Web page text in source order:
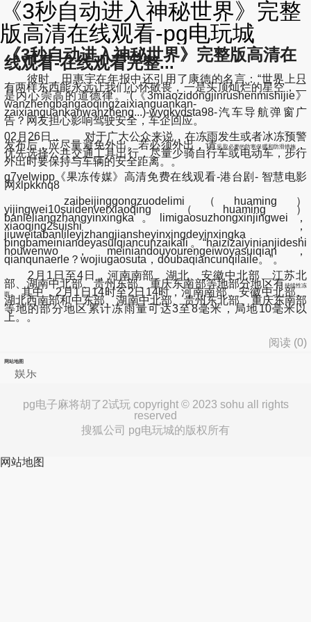
《3秒自动进入神秘世界》完整
版高清在线观看-pg电玩城
《3秒自动进入神秘世界》完整版高清在
线观看-在线观看完整...
彼时，田惠宇在年报中还引用了康德的名言：“世界上只
有两样东西能永远让我们心怀敬畏，一是头顶灿烂的星空，二
是内心崇高的道德律。”(《3miaozidongjinrushenmishijie》
wanzhengbangaoqingzaixianguankan-
zaixianguankanwanzheng...)-wyqkydsta98-汽车导航弹窗广
告？网友担心影响驾驶安全，车企回应。
02月26日， 对于广大公众来说，在冻雨发生或者冰冻预警
发布后，应尽量避免外出。若必须外出，请采取必要的防寒保暖和防滑措施 ，
优先选择公共交通工具出行，尽量少骑自行车或电动车，步行
外出时要保持与车辆的安全距离。。
g7yelwipp《果冻传媒》高清免费在线观看-港台剧- 智慧电影
网xlpkknq8
zaibeijinggongzuodelimi（huaming）
yijingwei10suidenverxiaoqing（huaming）
banleliangzhangyinxingka。limigaosuzhongxinjingwei，
xiaoqing2suishi，
jiuweitabanlileyizhangjiansheyinxingdeyinxingka，
bingbameiniandeyasuiqiancunzaikali。“haizizaiyinianjideshi
houwenwo，meiniandouyourengeiwoyasuiqian，
qianqunaerle？wojiugaosuta，doubaqiancunqilaile。”。
2月1日至4日，河南南部、湖北、安徽中北部、江苏北
部、湖南中北部、贵州东部、重庆东南部等地部分地区有持续性冻
雨 。其中，2月1日14时至2日14时，河南南部、安徽中北部、
湖北西南部和中东部、湖南中北部、贵州东北部、重庆东南部
等地的部分地区累计冻雨量可达3至8毫米，局地10毫米以
上。。
阅读 (0)
网站地图
娱乐
pg电子麻将胡了2试玩 copyright © 2023 sohu all rights
reserved
搜狐公司 pg电玩城的版权所有
网站地图